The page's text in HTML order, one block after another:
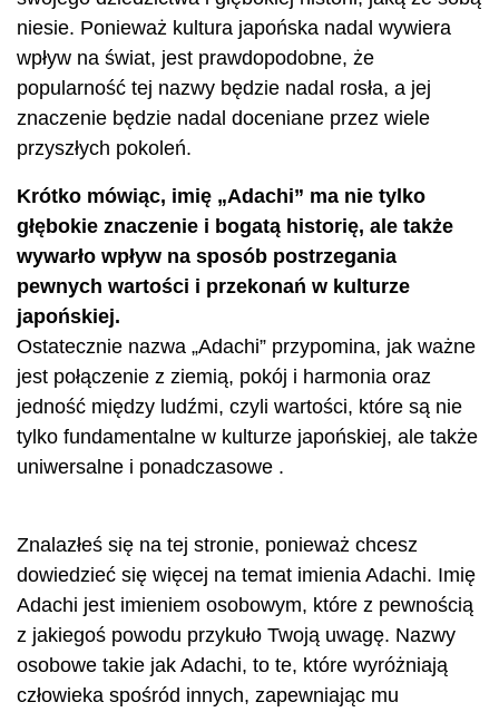
niesie. Ponieważ kultura japońska nadal wywiera
wpływ na świat, jest prawdopodobne, że
popularność tej nazwy będzie nadal rosła, a jej
znaczenie będzie nadal doceniane przez wiele
przyszłych pokoleń.
Krótko mówiąc, imię „Adachi” ma nie tylko
głębokie znaczenie i bogatą historię, ale także
wywarło wpływ na sposób postrzegania
pewnych wartości i przekonań w kulturze
japońskiej.
Ostatecznie nazwa „Adachi” przypomina, jak ważne
jest połączenie z ziemią, pokój i harmonia oraz
jedność między ludźmi, czyli wartości, które są nie
tylko fundamentalne w kulturze japońskiej, ale także
uniwersalne i ponadczasowe .
Znalazłeś się na tej stronie, ponieważ chcesz
dowiedzieć się więcej na temat imienia Adachi. Imię
Adachi jest imieniem osobowym, które z pewnością
z jakiegoś powodu przykuło Twoją uwagę. Nazwy
osobowe takie jak Adachi, to te, które wyróżniają
człowieka spośród innych, zapewniając mu